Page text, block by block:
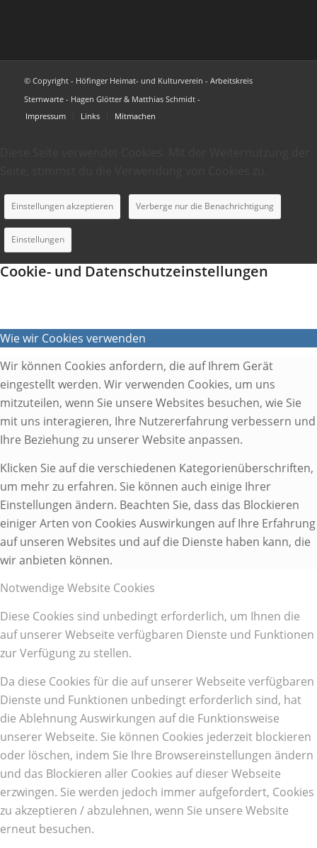
© Copyright - Höfinger Heimat- und Kulturverein - Arbeitskreis
Sternwarte - Hagen Glötter & Matthias Schmidt -
Impressum
Links Mitmachen
Einstellungen akzeptieren Verberge nur die Benachrichtigung
Einstellungen
Cookie- und Datenschutzeinstellungen
Wie wir Cookies verwenden
Wir können Cookies anfordern, die auf Ihrem Gerät
eingestellt werden. Wir verwenden Cookies, um uns
mitzuteilen, wenn Sie unsere Websites besuchen, wie Sie
mit uns interagieren, Ihre Nutzererfahrung verbessern und
Ihre Beziehung zu unserer Website anpassen.
Klicken Sie auf die verschiedenen Kategorienüberschriften,
um mehr zu erfahren. Sie können auch einige Ihrer
Einstellungen ändern. Beachten Sie, dass das Blockieren
einiger Arten von Cookies Auswirkungen auf Ihre Erfahrung
auf unseren Websites und auf die Dienste haben kann, die
wir anbieten können.
Notwendige Website Cookies
Diese Cookies sind unbedingt erforderlich, um Ihnen die
auf unserer Webseite verfügbaren Dienste und Funktionen
zur Verfügung zu stellen.
Da diese Cookies für die auf unserer Webseite verfügbaren
Dienste und Funktionen unbedingt erforderlich sind, hat
die Ablehnung Auswirkungen auf die Funktionsweise
unserer Webseite. Sie können Cookies jederzeit blockieren
oder löschen, indem Sie Ihre Browsereinstellungen ändern
und das Blockieren aller Cookies auf dieser Webseite
erzwingen. Sie werden jedoch immer aufgefordert, Cookies
zu akzeptieren / abzulehnen, wenn Sie unsere Website
erneut besuchen.